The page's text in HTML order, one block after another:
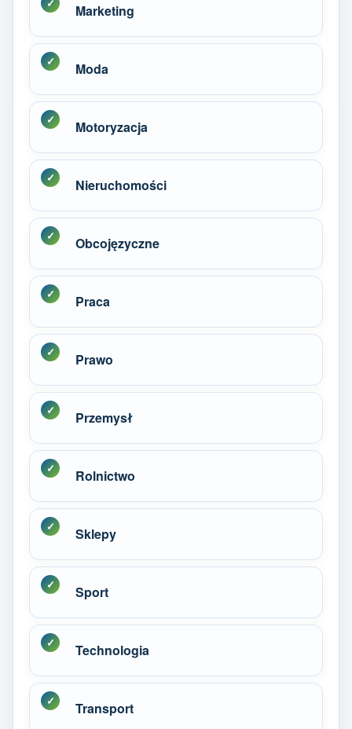
Marketing
Moda
Motoryzacja
Nieruchomości
Obcojęzyczne
Praca
Prawo
Przemysł
Rolnictwo
Sklepy
Sport
Technologia
Transport